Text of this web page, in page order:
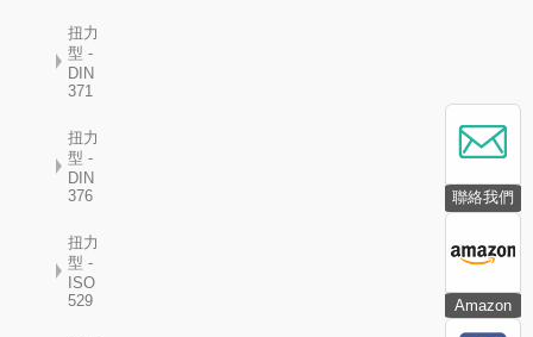
聯絡我們
Amazon
扭力
型 -
DIN
371
扭力
型 -
DIN
376
扭力
型 -
ISO
529